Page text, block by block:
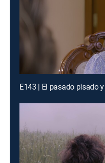
E143 | El pasado pisado